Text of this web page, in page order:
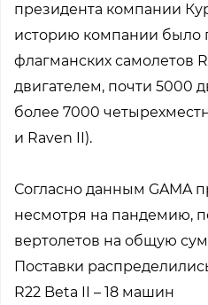
президента компании
историю компании было
флагманских самолетов
двигателем, почти 5000
более 7000
и Raven II).
Согласно данным GAMA
несмотря на пандемию,
вертолетов на общую
Поставки
R22 Beta II – 18 машин